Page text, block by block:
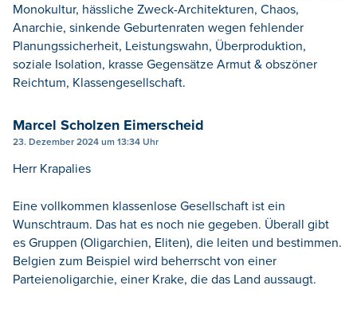
Monokultur, hässliche Zweck-Architekturen, Chaos,
Anarchie, sinkende Geburtenraten wegen fehlender
Planungssicherheit, Leistungswahn, Überproduktion,
soziale Isolation, krasse Gegensätze Armut & obszöner
Reichtum, Klassengesellschaft.
Marcel Scholzen Eimerscheid
23. Dezember 2024 um 13:34 Uhr
Herr Krapalies
Eine vollkommen klassenlose Gesellschaft ist ein
Wunschtraum. Das hat es noch nie gegeben. Überall gibt
es Gruppen (Oligarchien, Eliten), die leiten und bestimmen.
Belgien zum Beispiel wird beherrscht von einer
Parteienoligarchie, einer Krake, die das Land aussaugt.